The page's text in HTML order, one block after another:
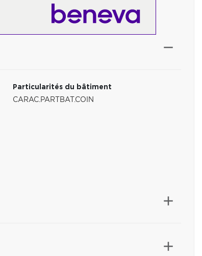
Particularités du bâtiment
CARAC.PARTBAT.COIN